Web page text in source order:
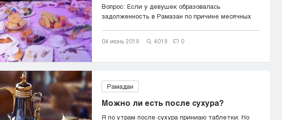
Вопрос: Если у девушек образовалась
задолженность в Рамазан по причине месячных
04 июнь 2019 4019 0
Рамадан
Можно ли есть после сухура?
Я по утрам после сухура приниаю таблетки. Но